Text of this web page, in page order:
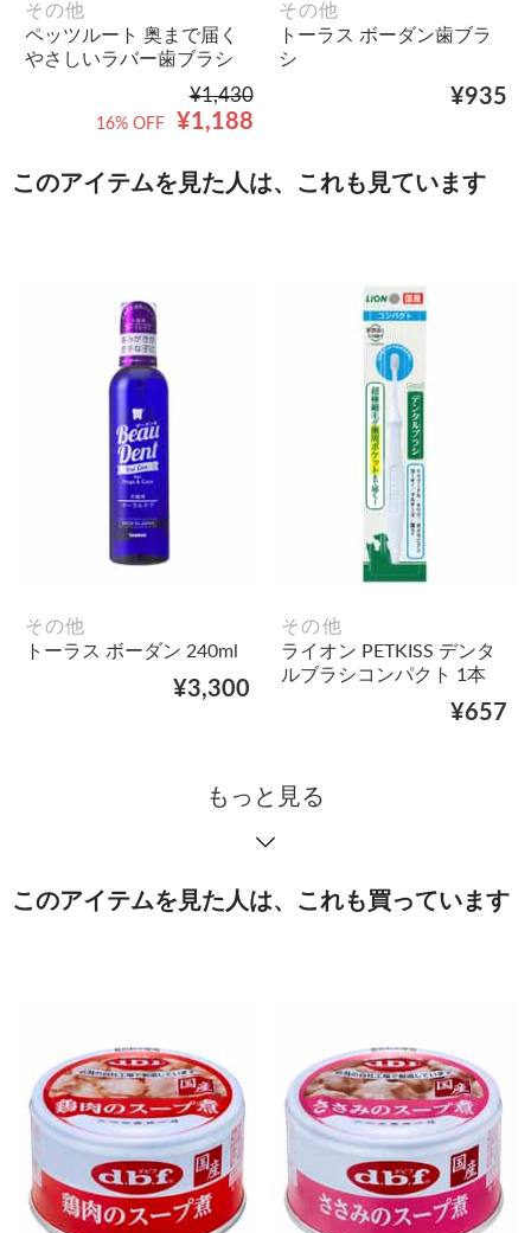
その他
ペッツルート 奥まで届く
やさしいラバー歯ブラシ
¥1,430
¥1,188
16% OFF
その他
トーラス ボーダン歯ブラ
シ
¥935
このアイテムを見た人は、これも見ています
その他
トーラス ボーダン 240ml
¥3,300
その他
ライオン PETKISS デンタ
ルブラシコンパクト 1本
¥657
もっと見る
このアイテムを見た人は、これも買っています